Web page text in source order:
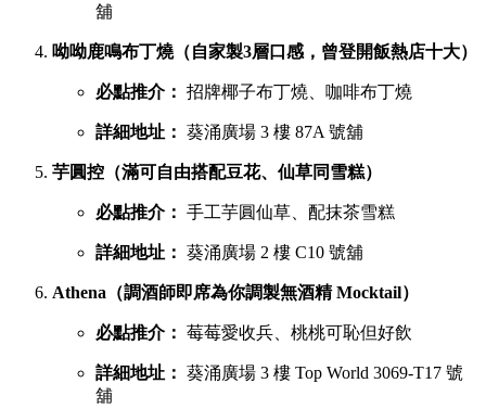
舖
呦呦鹿鳴布丁燒（自家製3層口感，曾登開飯熱店十大）
必點推介： 招牌椰子布丁燒、咖啡布丁燒
詳細地址： 葵涌廣場 3 樓 87A 號舖
芋圓控（滿可自由搭配豆花、仙草同雪糕）
必點推介： 手工芋圓仙草、配抹茶雪糕
詳細地址： 葵涌廣場 2 樓 C10 號舖
Athena（調酒師即席為你調製無酒精 Mocktail）
必點推介： 莓莓愛收兵、桃桃可恥但好飲
詳細地址： 葵涌廣場 3 樓 Top World 3069-T17 號
舖